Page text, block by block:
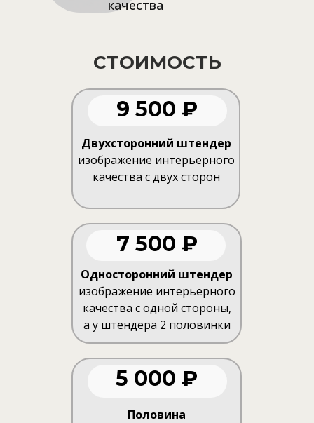
качества
СТОИМОСТЬ
Односторонний штендер
изображение интерьерного
качества с одной стороны,
а у штендера 2 половинки
7 500 ₽
Половина
5 000 ₽
9 500 ₽
Двухсторонний штендер
изображение интерьерного
качества с двух сторон